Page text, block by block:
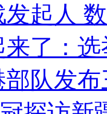
起人
了：
队发